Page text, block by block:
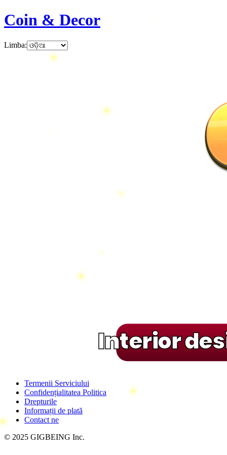
Coin & Decor
Limba:
Interior
Termenii Serviciului
Confidențialitatea Politica
Drepturile
Informații de plată
Contact ne
© 2025 GIGBEING Inc.